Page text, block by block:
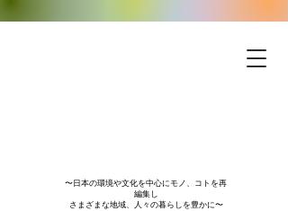
〜日本の環境や文化を中心にモノ、コトを再
編集し
さまざまな地域、人々の暮らしを豊かに〜